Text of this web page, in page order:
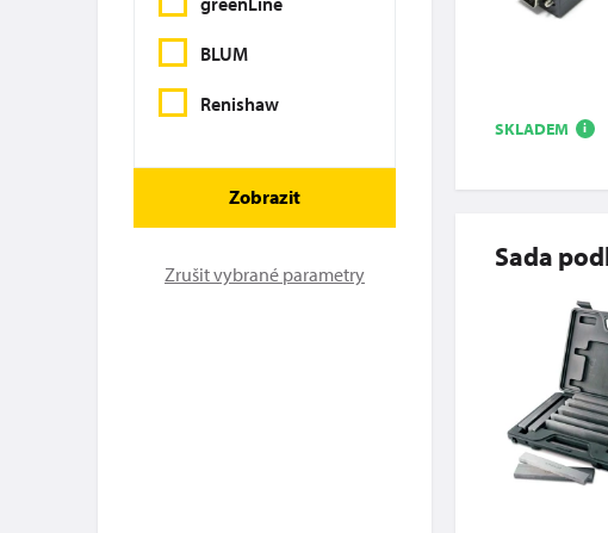
BLUM
Renishaw
Zobrazit
Zrušit vybrané parametry
SKLADEM i
Sada